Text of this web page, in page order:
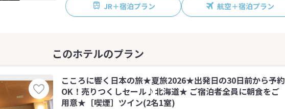
JR＋宿泊プラン 航空＋宿泊プラン
こころに響く日本の旅★夏旅2026★出発日の30日前から予約
OK！売りつくしセール♪北海道★ ご宿泊者全員に朝食をご
用意★［喫煙］ツイン(2名1室)